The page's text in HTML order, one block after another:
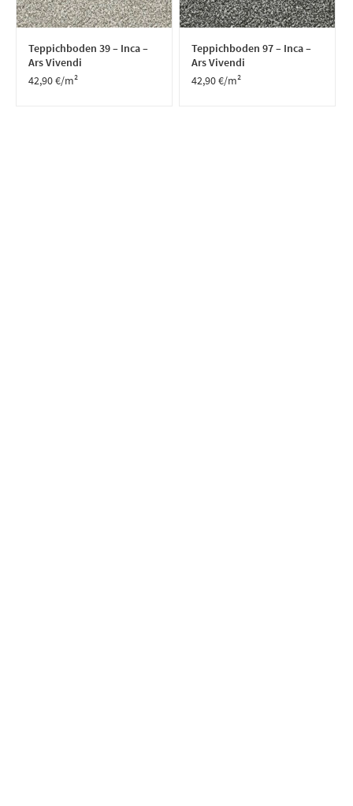
Teppichboden 39 – Inca –
Ars Vivendi
42,90€/m²
Teppichboden 97 – Inca –
Ars Vivendi
42,90€/m²